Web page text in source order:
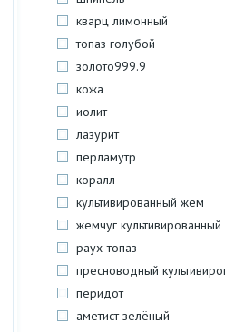
кварц лимонный
топаз голубой
золото999.9
кожа
иолит
лазурит
перламутр
коралл
культивированный жем
жемчуг культивированный
раух-топаз
пресноводный
перидот
аметист зелёный